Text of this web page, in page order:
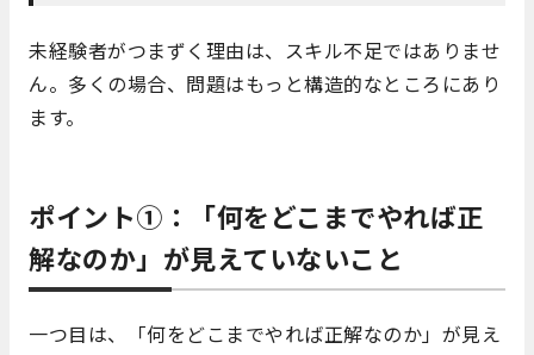
未経験者がつまずく理由は、スキル不足ではありませ
ん。多くの場合、問題はもっと構造的なところにあり
ます。
ポイント①：「何をどこまでやれば正
解なのか」が見えていないこと
一つ目は、「何をどこまでやれば正解なのか」が見え